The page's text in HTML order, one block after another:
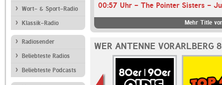
Wort- & Sport-Radio
Klassik-Radio
Radiosender
Beliebteste Radios
Beliebteste Podcasts
00:57 Uhr - The Pointer Sisters -
Mehr Title
WER ANTENNE VORARLBERG